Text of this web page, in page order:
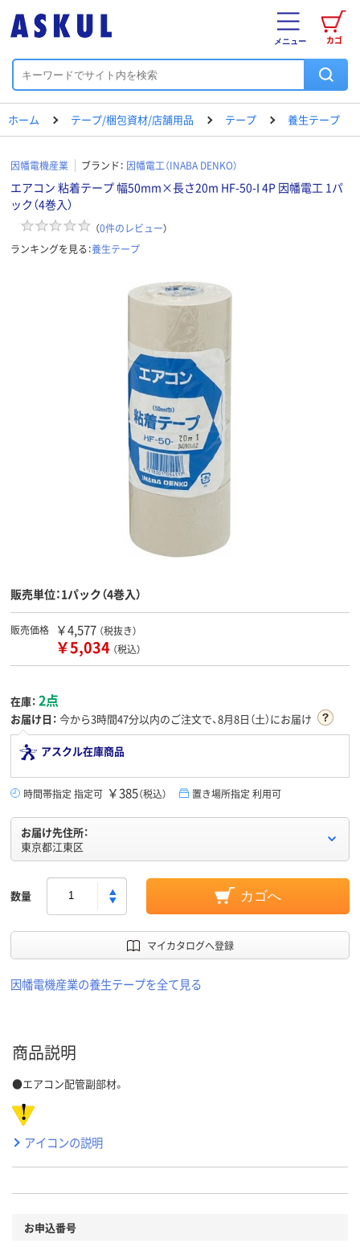
カゴ
メニュー
ホーム テープ/梱包資材/店舗用品 テープ 養生テープ
因幡電機産業 ブランド： 因幡電工（INABA DENKO）
エアコン 粘着テープ 幅50mm×長さ20m HF-50-I 4P 因幡電工 1パ
ック（4巻入）
（0件のレビュー）
ランキングを見る：養生テープ
販売単位：1パック（4巻入）
販売価格 ￥4,577 （税抜き）
￥5,034 （税込）
在庫： 2点
お届け日： 今から3時間47分以内のご注文で、8月8日（土）にお届け
アスクル在庫商品
時間帯指定 指定可 ￥385（税込） 置き場所指定 利用可
お届け先住所：
東京都江東区
数量 カゴへ
マイカタログへ登録
因幡電機産業の養生テープを全て見る
商品説明
●エアコン配管副部材。
アイコンの説明
お申込番号